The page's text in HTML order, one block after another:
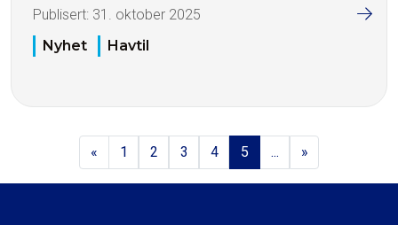
Publisert: 31. oktober 2025
Nyhet
Havtil
« 1 2 3 4 5 ... »